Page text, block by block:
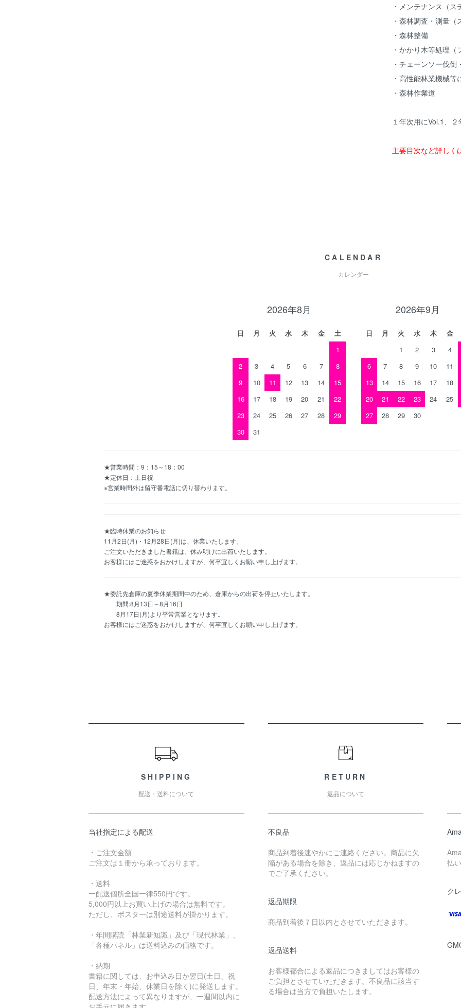
・メンテナンス（ス
・森林調査・測量（
・森林整備
・かかり木等処理（
・チェーンソー伐倒
・高性能林業機械等
・森林作業道
１年次用にVol.1、
主要目次など詳しく
CALENDAR
カレンダー
2026年8月
日 月 火 水 木 金
土
1
2
3 4 5 6 7
8
9
10 11 12 13 14
15
16
17 18 19 20 21
22
23
24 25 26 27 28
29
30
31
2026年9月
日 月 火 水 木 金
1
2 3 4
6
7 8 9 10 11
13
14 15 16 17 18
20
21 22 23 24 25
27
28 29 30
★営業時間：9：15～18：00
★定休日：土日祝
※営業時間外は留守番電話に切り替わります。
★臨時休業のお知らせ
11月2日(月)・12月28日(月)は、休業いたします。
ご注文いただきました書籍は、休み明けに出荷いたします。
お客様にはご迷惑をおかけしますが、何卒宜しくお願い申し上げます。
★委託先倉庫の夏季休業期間中のため、倉庫からの出荷を停止いたします。
期間:8月13日～8月16日
8月17日(月)より平常営業となります。
お客様にはご迷惑をおかけしますが、何卒宜しくお願い申し上げます。
SHIPPING
配送・送料について
当社指定による配送
・ご注文金額
ご注文は１冊から承っております。
・送料
一配送個所全国一律550円です。
5,000円以上お買い上げの場合は無料です。
ただし、ポスターは別途送料が掛かります。
・年間購読「林業新知識」及び「現代林業」、
「各種パネル」は送料込みの価格です。
・納期
書籍に関しては、お申込み日か翌日(土日、祝
日、年末・年始、休業日を除く)に発送します。
配送方法によって異なりますが、一週間以内に
RETURN
返品について
不良品
商品到着後速やかにご連絡ください。商品に欠
陥がある場合を除き、返品には応じかねますの
でご了承ください。
返品期限
商品到着後７日以内とさせていただきます。
返品送料
お客様都合による返品につきましてはお客様の
ご負担とさせていただきます。不良品に該当す
る場合は当方で負担いたします。
払
ク